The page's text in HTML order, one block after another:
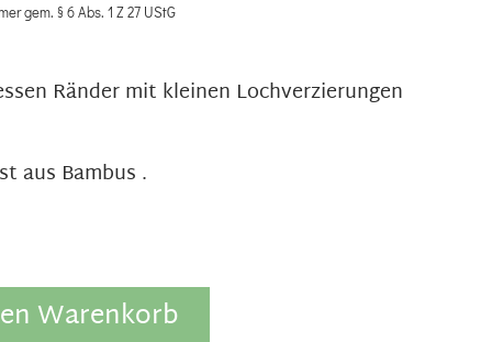
gem. § 6 Abs. 1 Z 27 UStG
Ränder mit kleinen Lochverzierungen
aus Bambus .
Warenkorb